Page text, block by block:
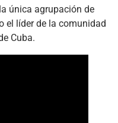
única agrupación de
el líder de la comunidad
Cuba.